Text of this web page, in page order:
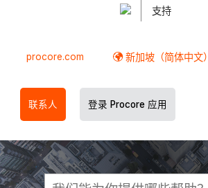
支持
procore.com 新加坡（简体中文）
联系人 登录 Procore 应用